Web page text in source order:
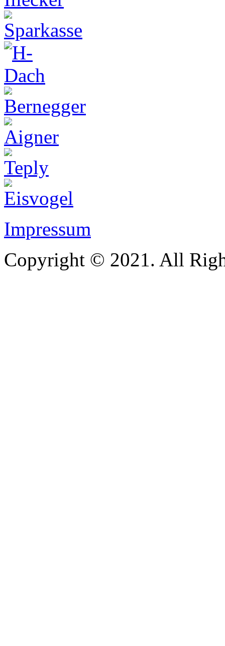
Impressum
Copyright © 2021. All